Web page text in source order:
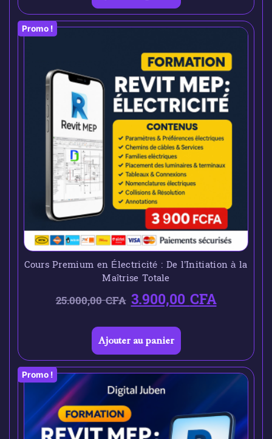
Promo !
Cours Premium en Électricité : De l’Initiation à la
Maîtrise Totale
25.000,00CFA 3.900,00CFA
Ajouter au panier
Promo !